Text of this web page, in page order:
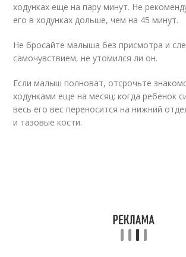
ходунках еще на пару минут. Не
его в ходунках дольше, чем на 45 минут.
Не бросайте малыша без присмотра и
самочувствием, не утомился ли он.
Если малыш полноват, отсрочьте
ходунками еще на месяц: когда ребенок
весь его вес переносится на нижний
и тазовые кости.